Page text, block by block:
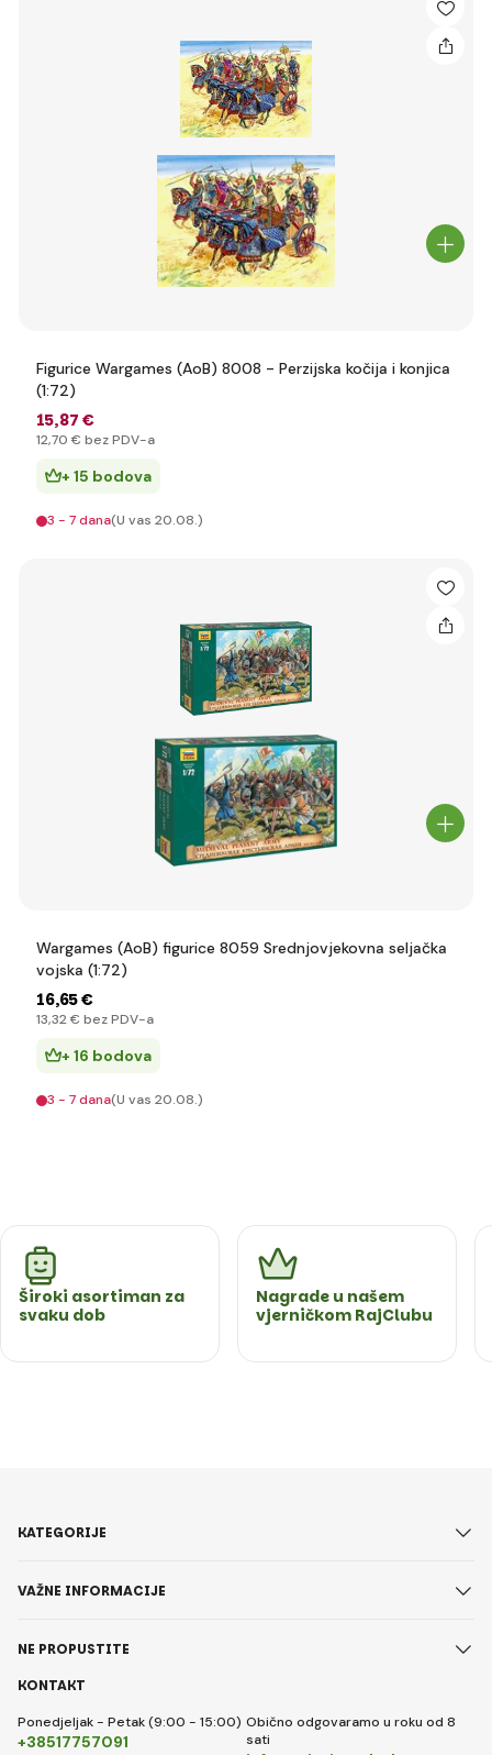
Figurice Wargames (AoB) 8008 - Perzijska kočija i konjica
(1:72)
15,87 €
12,70 € bez PDV-a
+ 15 bodova
3 - 7 dana(U vas 20.08.)
Wargames (AoB) figurice 8059 Srednjovjekovna seljačka
vojska (1:72)
16,65 €
13,32 € bez PDV-a
+ 16 bodova
3 - 7 dana(U vas 20.08.)
Široki asortiman za
svaku dob
Nagrade u našem
vjerničkom RajClubu
KONTAKT
Ponedjeljak - Petak (9:00 - 15:00)
+38517757091
Obično odgovaramo u roku od 8
sati
KATEGORIJE
VAŽNE INFORMACIJE
NE PROPUSTITE